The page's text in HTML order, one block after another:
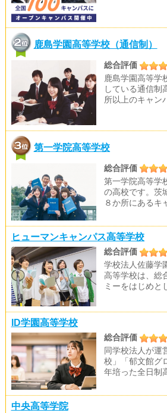
鹿島学園高等学校（通信制）
総合評価
鹿島学園高等学
している通信制
所以上のキャン
第一学院高等学校
総合評価
第一学院高等学
の高校です。茨
８か所にあるキ
ヒューマンキャンパス高等学校
総合評価
学校法人佐藤学
高等学校は、総
ミーをはじめ
ID学園高等学校
総合評価
同学校法人が運
校」「郁文館グ
年培った全日制
中央高等学院